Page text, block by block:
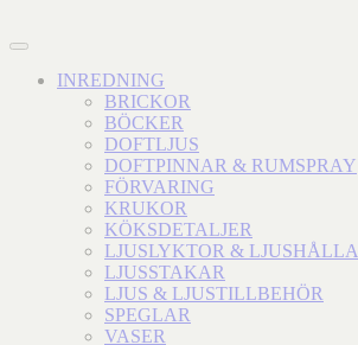
INREDNING
BRICKOR
BÖCKER
DOFTLJUS
DOFTPINNAR & RUMSPRAY
FÖRVARING
KRUKOR
KÖKSDETALJER
LJUSLYKTOR &
LJUSSTAKAR
LJUS & LJUSTILLBEHÖR
SPEGLAR
VASER